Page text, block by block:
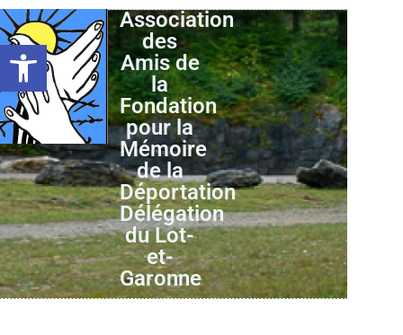
Ouvrir la barre d’outils
Association
des
Amis de
la
Fondation
pour la
Mémoire
de la
Déportation
Délégation
du Lot-
et-
Garonne